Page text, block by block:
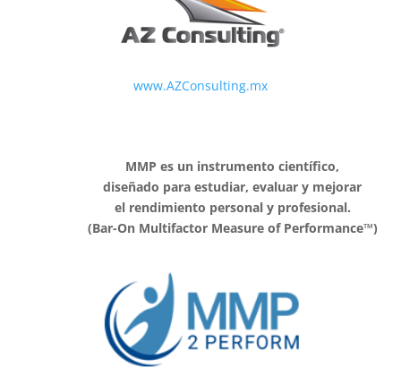
www.AZConsulting.mx
MMP es un instrumento científico,
diseñado para estudiar, evaluar y mejorar
el rendimiento personal y profesional.
(Bar-On Multifactor Measure of Performance™)